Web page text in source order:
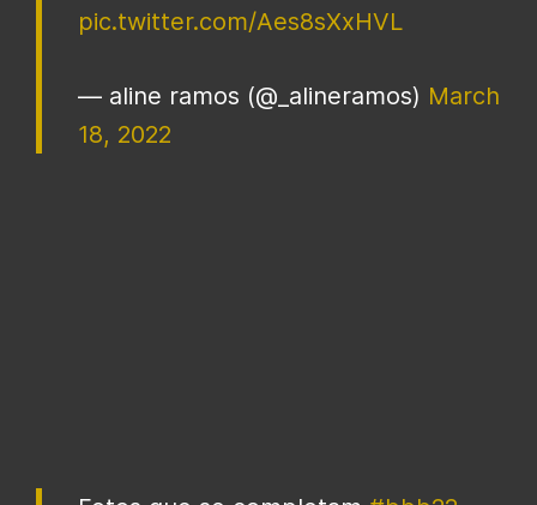
pic.twitter.com/Aes8sXxHVL
— aline ramos (@_alineramos) March
18, 2022